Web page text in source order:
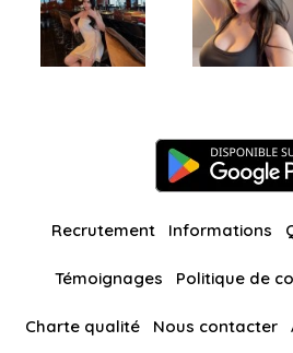
Recrutement Informations
Témoignages Politique de
Charte qualité Nous contacter